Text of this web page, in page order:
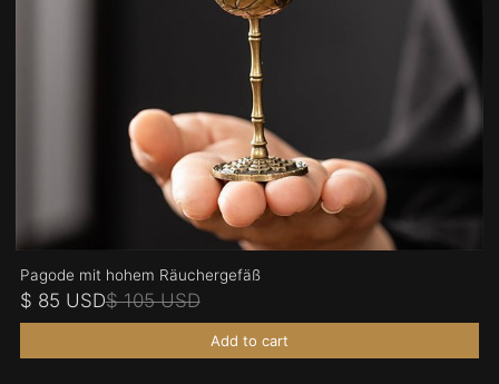
Pagode mit hohem Räuchergefäß
$ 85 USD$ 105 USD
Add to cart